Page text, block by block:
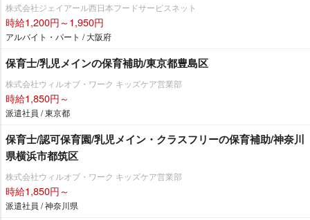
株式会社ジェイアール西日本フードサービスネット
時給1,200円～1,950円
アルバイト・パート / 大阪府
保育士/乳児メインの保育補助/東京都豊島区
株式会社ウィルオブ・ワーク キッズケア営業部
時給1,850円～
派遣社員 / 東京都
保育士/認可保育園/乳児メイン・クラスフリーの保育補助/神奈川
県横浜市都筑区
株式会社ウィルオブ・ワーク キッズケア営業部
時給1,850円～
派遣社員 / 神奈川県